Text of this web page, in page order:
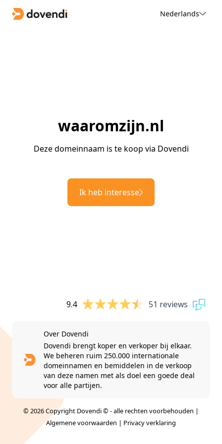
Nederlands
waaromzijn.nl
Deze domeinnaam is te koop via Dovendi
Ik heb interesse
9.4 51 reviews
Over Dovendi
Dovendi brengt koper en verkoper bij elkaar.
We beheren ruim 250.000 internationale
domeinnamen en bemiddelen in de verkoop
van deze namen met als doel een goede deal
voor alle partijen.
© 2026 Copyright Dovendi © - alle rechten voorbehouden |
Algemene voorwaarden | Privacy verklaring